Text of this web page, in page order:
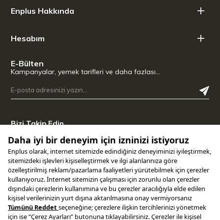
Enplus Hakkında
Hesabım
E-Bülten
Kampanyalar, yemek tarifleri ve daha fazlası…
Bizi Takip Edin
Uygulamamızı İndirin